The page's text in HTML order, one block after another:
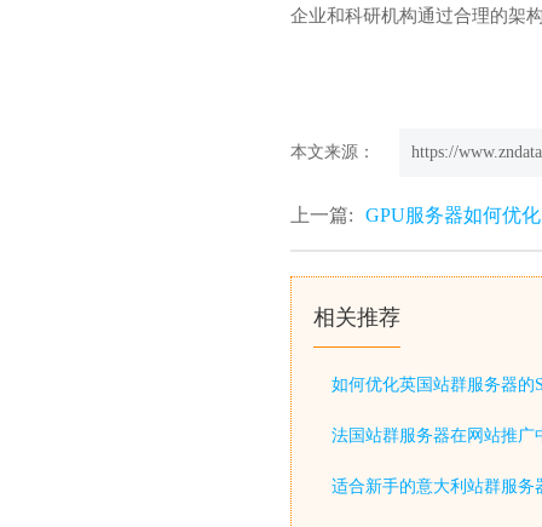
企业和科研机构通过合理的架
本文来源： https://
上一篇: GPU服务器如何优
相关推荐
如何优化英国站群服务器的
法国站群服务器在网站推广
适合新手的意大利站群服务